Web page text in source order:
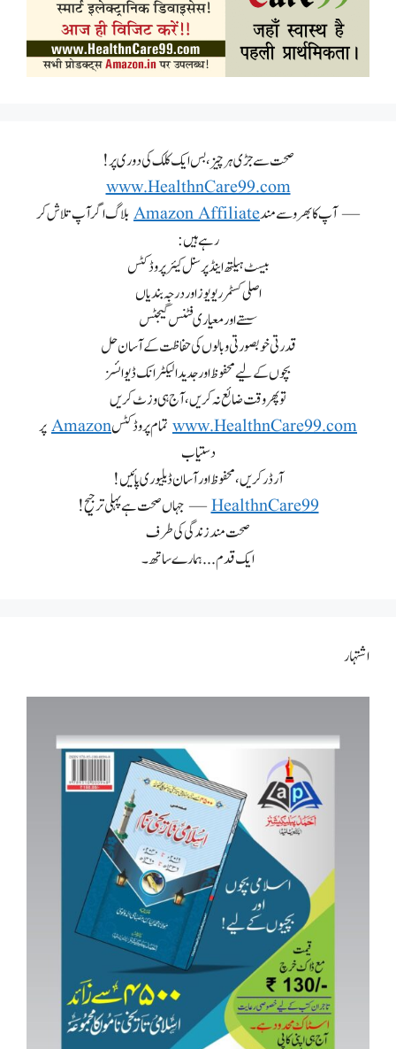
صحت سے جڑی ہر چیز، بس ایک کلک کی دوری پر!
www.HealthnCare99.com
— آپ کا بھروسے مندAmazon Affiliateبلاگ اگر آپ تلاش کر
رہے ہیں:
بیسٹ ہیلتھ اینڈ پرسنل کیئر پروڈکٹس
اصلی کسٹمر ریویوز اور درجہ بندیاں
سستے اور معیاری فٹنس گیجٹس
قدرتی خوبصورتی و بالوں کی حفاظت کے آسان حل
بچوں کے لیے محفوظ اور جدید الیکٹرانک ڈیوائسز
تو پھر وقت ضائع نہ کریں، آج ہی وزٹ کریں
www.HealthnCare99.com تمام پروڈکٹسAmazonپر
دستیاب
آرڈر کریں، محفوظ اور آسان ڈیلیوری پائیں!
HealthnCare99— جہاں صحت ہے پہلی ترجیح!
صحت مند زندگی کی طرف
ایک قدم... ہمارے ساتھ۔
اشتہار